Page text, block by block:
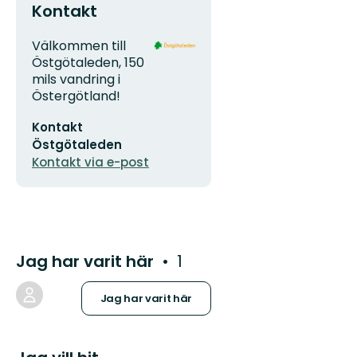
Kontakt
Adress
Välkommen till
Östgötaleden, 150
mils vandring i
Östergötland!
postadress
Kontakt
Östgötaleden
Kontakt via e-post
Organisationens
Jag har varit här 1
Jag har varit här